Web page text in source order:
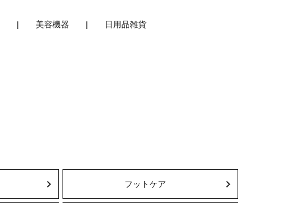
美容機器 日用品雑貨
フットケア